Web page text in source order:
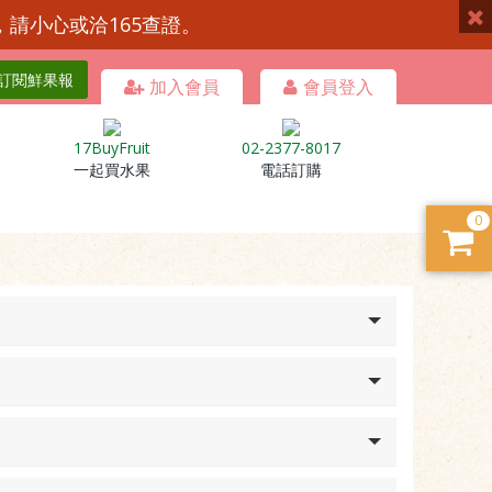
小心或洽165查證。
加入會員 會員登入
閱鮮果報
17BuyFruit
一起買水果
02-2377-8017
電話訂購
0